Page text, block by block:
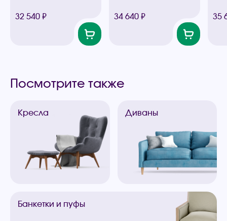
32 540 ₽ 34 640 ₽ 35
Посмотрите также
Кресла Диваны
Банкетки и пуфы